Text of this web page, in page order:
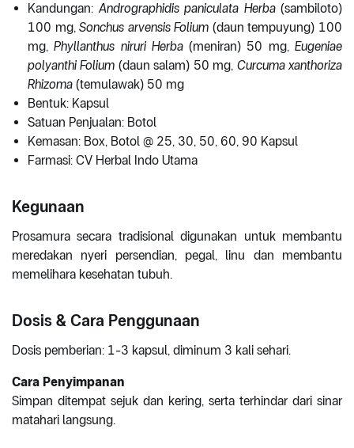
Kandungan: Andrographidis paniculata Herba(sambiloto)
100 mg,Sonchus arvensis Folium (daun tempuyung) 100
mg,Phyllanthus niruri Herba(meniran) 50 mg,Eugeniae
polyanthi Folium (daun salam) 50 mg, Curcuma xanthoriza
Rhizoma (temulawak) 50 mg
Bentuk: Kapsul
Satuan Penjualan: Botol
Kemasan: Box, Botol @ 25, 30, 50, 60, 90 Kapsul
Farmasi: CV Herbal Indo Utama
Kegunaan
Prosamura secara tradisional digunakan untuk membantu
meredakan nyeri persendian, pegal, linu dan membantu
memelihara kesehatan tubuh.
Dosis & Cara Penggunaan
Dosis pemberian: 1-3 kapsul, diminum 3 kali sehari.
Cara Penyimpanan
Simpan ditempat sejuk dan kering, serta terhindar dari sinar
matahari langsung.